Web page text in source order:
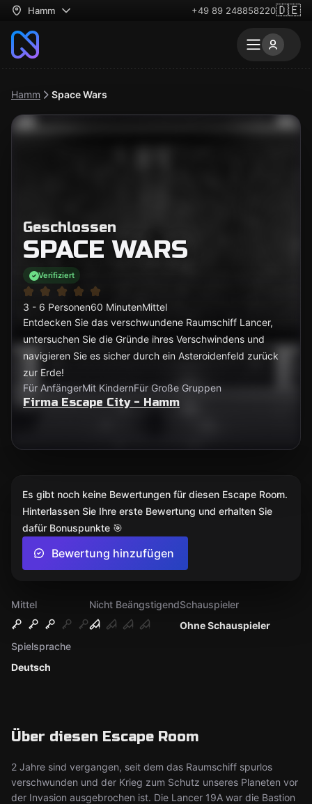
Hamm +49 89 248858220🇩🇪
Hamm Space Wars
Geschlossen
SPACE WARS
Verifiziert
3 - 6 Personen60 MinutenMittel
Entdecken Sie das verschwundene Raumschiff Lancer,
untersuchen Sie die Gründe ihres Verschwindens und
navigieren Sie es sicher durch ein Asteroidenfeld zurück
zur Erde!
Für AnfängerMit KindernFür Große Gruppen
Firma Escape City - Hamm
Mittel
Nicht Beängstigend
Ohne Schauspieler
Schauspieler
Deutsch
Spielsprache
Über diesen Escape Room
2 Jahre sind vergangen, seit dem das Raumschiff spurlos
verschwunden und der Krieg zum Schutz unseres Planeten vor
der Invasion ausgebrochen ist. Die Lancer 19A war die Bastion
Es gibt noch keine Bewertungen für diesen Escape Room.
Hinterlassen Sie Ihre erste Bewertung und erhalten Sie
dafür Bonuspunkte 🎯
Bewertung hinzufügen